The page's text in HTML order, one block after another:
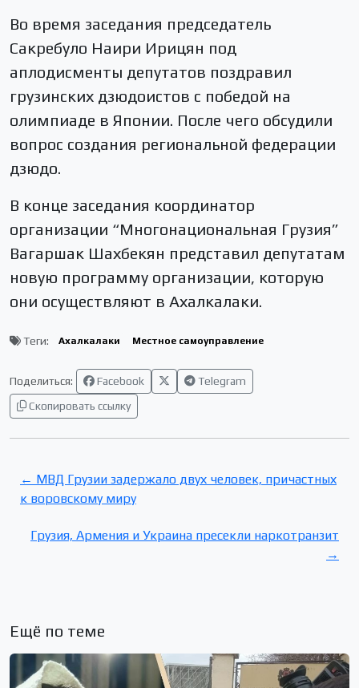
Во время заседания председатель
Сакребуло Наири Ирицян под
аплодисменты депутатов поздравил
грузинских дзюдоистов с победой на
олимпиаде в Японии. После чего обсудили
вопрос создания региональной федерации
дзюдо.
В конце заседания координатор
организации “Многонациональная Грузия”
Вагаршак Шахбекян представил депутатам
новую программу организации, которую
они осуществляют в Ахалкалаки.
Теги: Ахалкалаки Местное самоуправление
Поделиться: Facebook
Telegram
Скопировать ссылку
← МВД Грузии задержало двух человек, причастных
к воровскому миру
Грузия, Армения и Украина пресекли наркотранзит
→
Ещё по теме